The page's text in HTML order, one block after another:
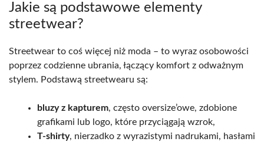
Jakie są podstawowe elementy
streetwear?
Streetwear to coś więcej niż moda – to wyraz osobowości
poprzez codzienne ubrania, łączący komfort z odważnym
stylem. Podstawą streetwearu są:
bluzy z kapturem, często oversize’owe, zdobione
grafikami lub logo, które przyciągają wzrok,
T-shirty, nierzadko z wyrazistymi nadrukami, hasłami